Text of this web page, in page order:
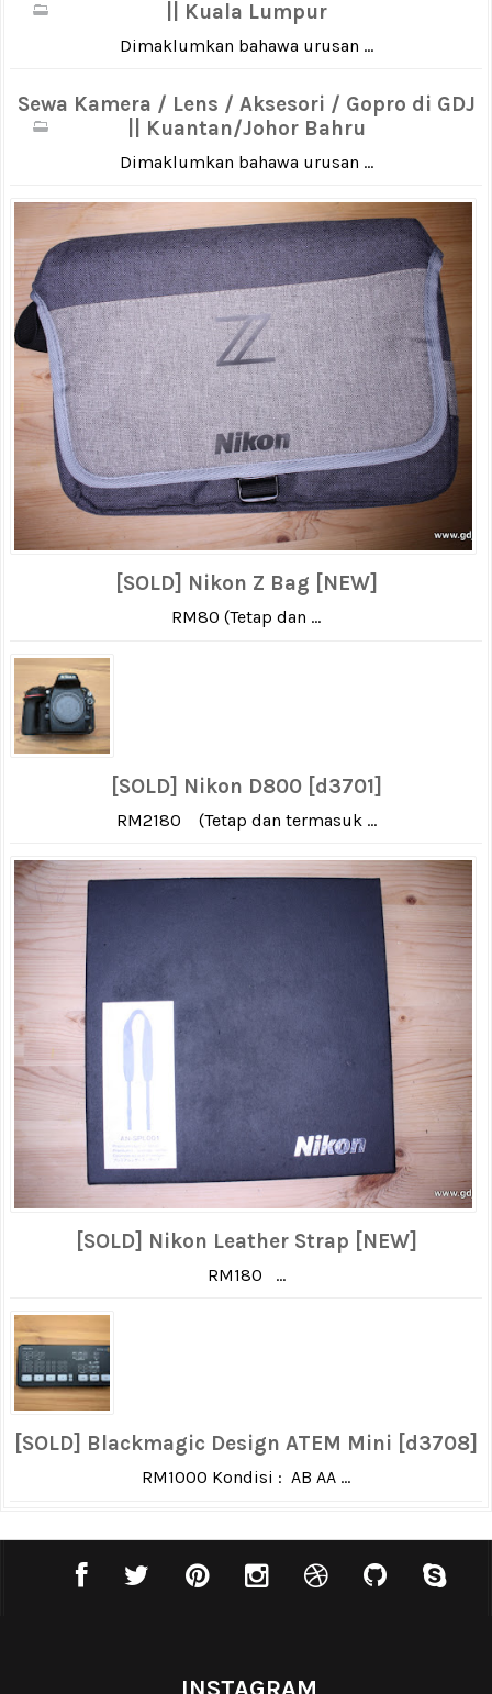
|| Kuala Lumpur
Dimaklumkan bahawa urusan ...
Sewa Kamera / Lens / Aksesori / Gopro di GDJ
|| Kuantan/Johor Bahru
Dimaklumkan bahawa urusan ...
[SOLD] Nikon Z Bag [NEW]
RM80 (Tetap dan ...
[SOLD] Nikon D800 [d3701]
RM2180 (Tetap dan termasuk ...
[SOLD] Nikon Leather Strap [NEW]
RM180 ...
[SOLD] Blackmagic Design ATEM Mini [d3708]
RM1000 Kondisi : AB AA ...
INSTAGRAM